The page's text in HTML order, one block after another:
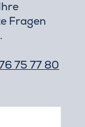
Fragen
.
75 77 80